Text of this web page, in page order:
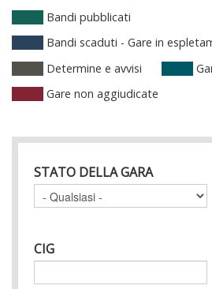
Bandi pubblicati
Bandi scaduti - Gare in
Determine e avvisi
Gare non aggiudicate
STATO DELLA GARA
CIG